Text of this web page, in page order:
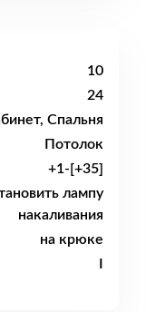
10
24
Спальня
Потолок
+1-[+35]
лампу
накаливания
на крюке
I